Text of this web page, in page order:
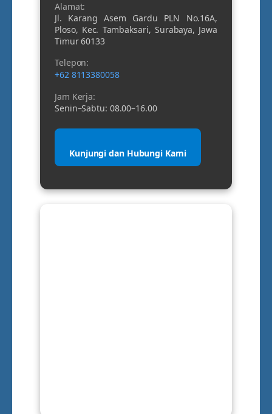
Alamat:
Jl. Karang Asem Gardu PLN No.16A,
Ploso, Kec. Tambaksari, Surabaya, Jawa
Timur 60133
Telepon:
+62 8113380058
Jam Kerja:
Senin–Sabtu: 08.00–16.00
Kunjungi dan Hubungi Kami